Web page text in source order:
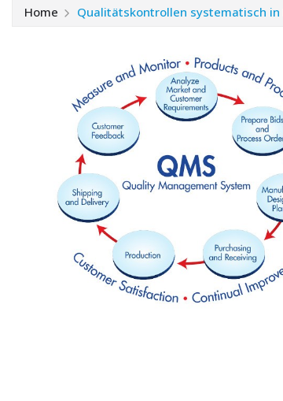
Home Qualitätskontrollen systematisch